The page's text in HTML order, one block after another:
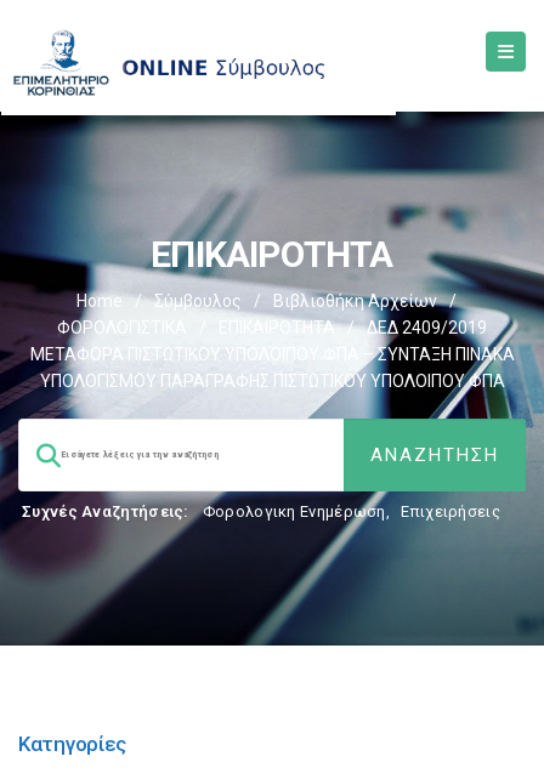
ΕΠΙΚΑΙΡΟΤΗΤΑ
Home / Σύμβουλος / Βιβλιοθήκη Αρχείων
/
ΦΟΡΟΛΟΓΙΣΤΙΚΑ
ΕΠΙΚΑΙΡΟΤΗΤΑ /
ΔΕΔ 2409/2019
ΜΕΤΑΦΟΡΑ ΠΙΣΤΩΤΙΚΟΥ ΥΠΟΛΟΙΠΟΥ ΦΠΑ – ΣΥΝΤΑΞΗ ΠΙΝΑΚΑ
ΥΠΟΛΟΓΙΣΜΟΥ ΠΑΡΑΓΡΑΦΗΣ ΠΙΣΤΩΤΙΚΟΥ ΥΠΟΛΟΙΠΟΥ ΦΠΑ
Συχνές Αναζητήσεις: Φορολογικη Ενημέρωση, Επιχειρήσεις
Κατηγορίες